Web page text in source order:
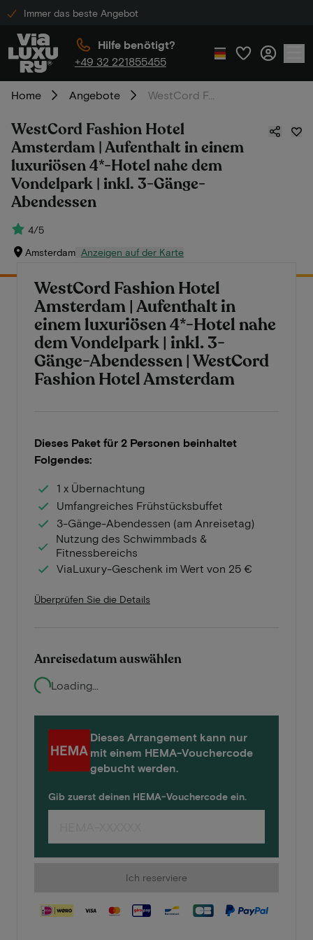
Immer das beste Angebot
Hilfe benötigt?
+49 32 221855455
Home Angebote WestCord Fashion Hotel Amsterdam | Aufenthalt in einem luxuriösen 4*-Hotel nahe dem Vondelpark | inkl. 3-Gänge-Abendessen
WestCord Fashion Hotel
Amsterdam | Aufenthalt in einem
luxuriösen 4*-Hotel nahe dem
Vondelpark | inkl. 3-Gänge-
Abendessen
4/5
Amsterdam Anzeigen auf der Karte
WestCord Fashion Hotel
Amsterdam | Aufenthalt in
einem luxuriösen 4*-Hotel nahe
dem Vondelpark | inkl. 3-
Gänge-Abendessen | WestCord
Fashion Hotel Amsterdam
Dieses Paket für 2 Personen beinhaltet
Folgendes:
1 x Übernachtung
Umfangreiches Frühstücksbuffet
3-Gänge-Abendessen (am Anreisetag)
Nutzung des Schwimmbads &
Fitnessbereichs
ViaLuxury-Geschenk im Wert von 25 €
Überprüfen Sie die Details
Anreisedatum auswählen
Loading...
Dieses Arrangement kann nur
mit einem HEMA-Vouchercode
gebucht werden.
Gib zuerst deinen HEMA-Vouchercode ein.
Ich reserviere